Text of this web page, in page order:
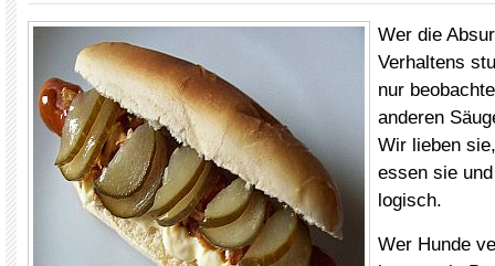
Wer die
Verhaltens
nur
anderen
Wir lieben
essen sie
logisch.
Wer Hunde